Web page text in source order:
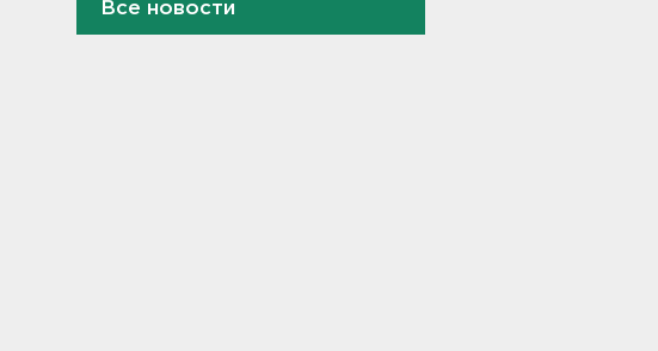
Задерживаются электрички
между Петербургом и
Все новости